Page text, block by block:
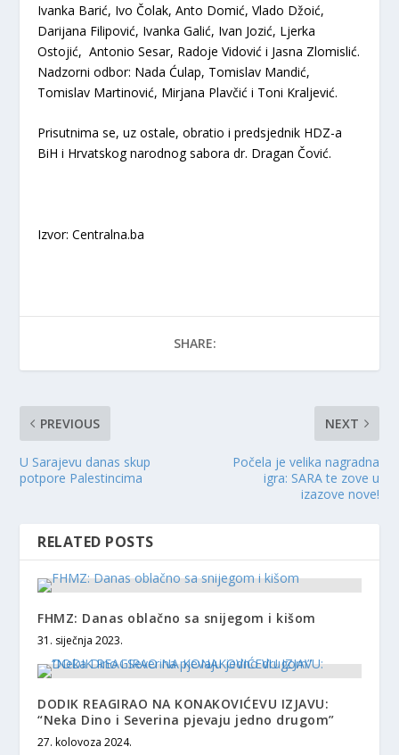
Ivanka Barić, Ivo Čolak, Anto Domić, Vlado Džoić,
Darijana Filipović, Ivanka Galić, Ivan Jozić, Ljerka
Ostojić, Antonio Sesar, Radoje Vidović i Jasna Zlomislić.
Nadzorni odbor: Nada Ćulap, Tomislav Mandić,
Tomislav Martinović, Mirjana Plavčić i Toni Kraljević.
Prisutnima se, uz ostale, obratio i predsjednik HDZ-a
BiH i Hrvatskog narodnog sabora dr. Dragan Čović.
Izvor: Centralna.ba
SHARE:
PREVIOUS
U Sarajevu danas skup
potpore Palestincima
NEXT
Počela je velika nagradna
igra: SARA te zove u
izazove nove!
RELATED POSTS
FHMZ: Danas oblačno sa snijegom i kišom
31. siječnja 2023.
DODIK REAGIRAO NA KONAKOVIĆEVU IZJAVU:
“Neka Dino i Severina pjevaju jedno drugom”
27. kolovoza 2024.